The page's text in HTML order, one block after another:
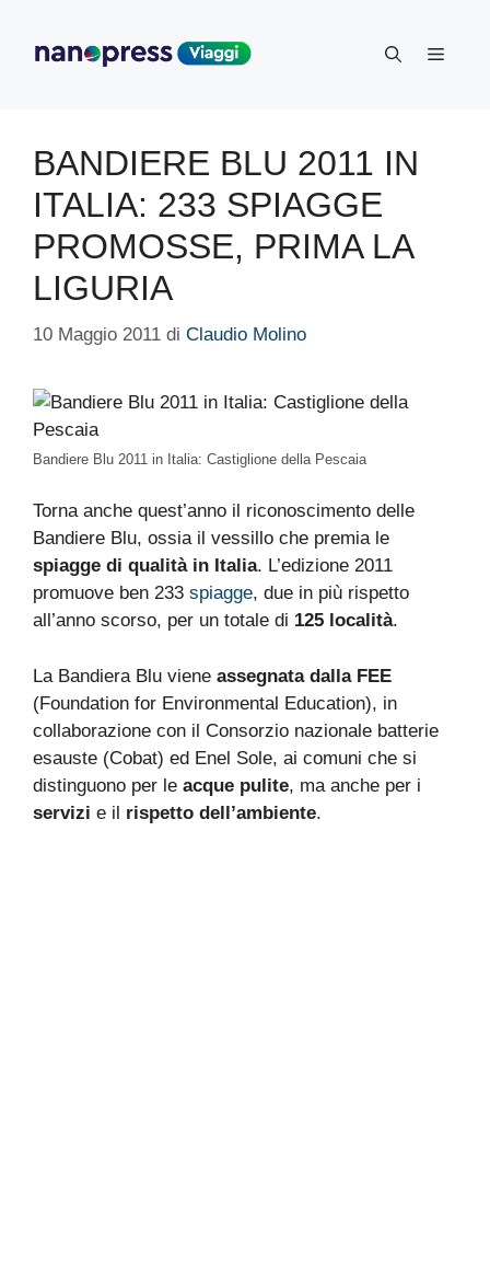
contenuto
Menu
BANDIERE BLU 2011 IN
ITALIA: 233 SPIAGGE
PROMOSSE, PRIMA LA
LIGURIA
10 Maggio 2011 di Claudio Molino
Bandiere Blu 2011 in Italia: Castiglione della Pescaia
Torna anche quest’anno il riconoscimento delle
Bandiere Blu, ossia il vessillo che premia le
spiagge di qualità in Italia. L’edizione 2011
promuove ben 233 spiagge, due in più rispetto
all’anno scorso, per un totale di 125 località.
La Bandiera Blu viene assegnata dalla FEE
(Foundation for Environmental Education), in
collaborazione con il Consorzio nazionale batterie
esauste (Cobat) ed Enel Sole, ai comuni che si
distinguono per le acque pulite, ma anche per i
servizi e il rispetto dell’ambiente.